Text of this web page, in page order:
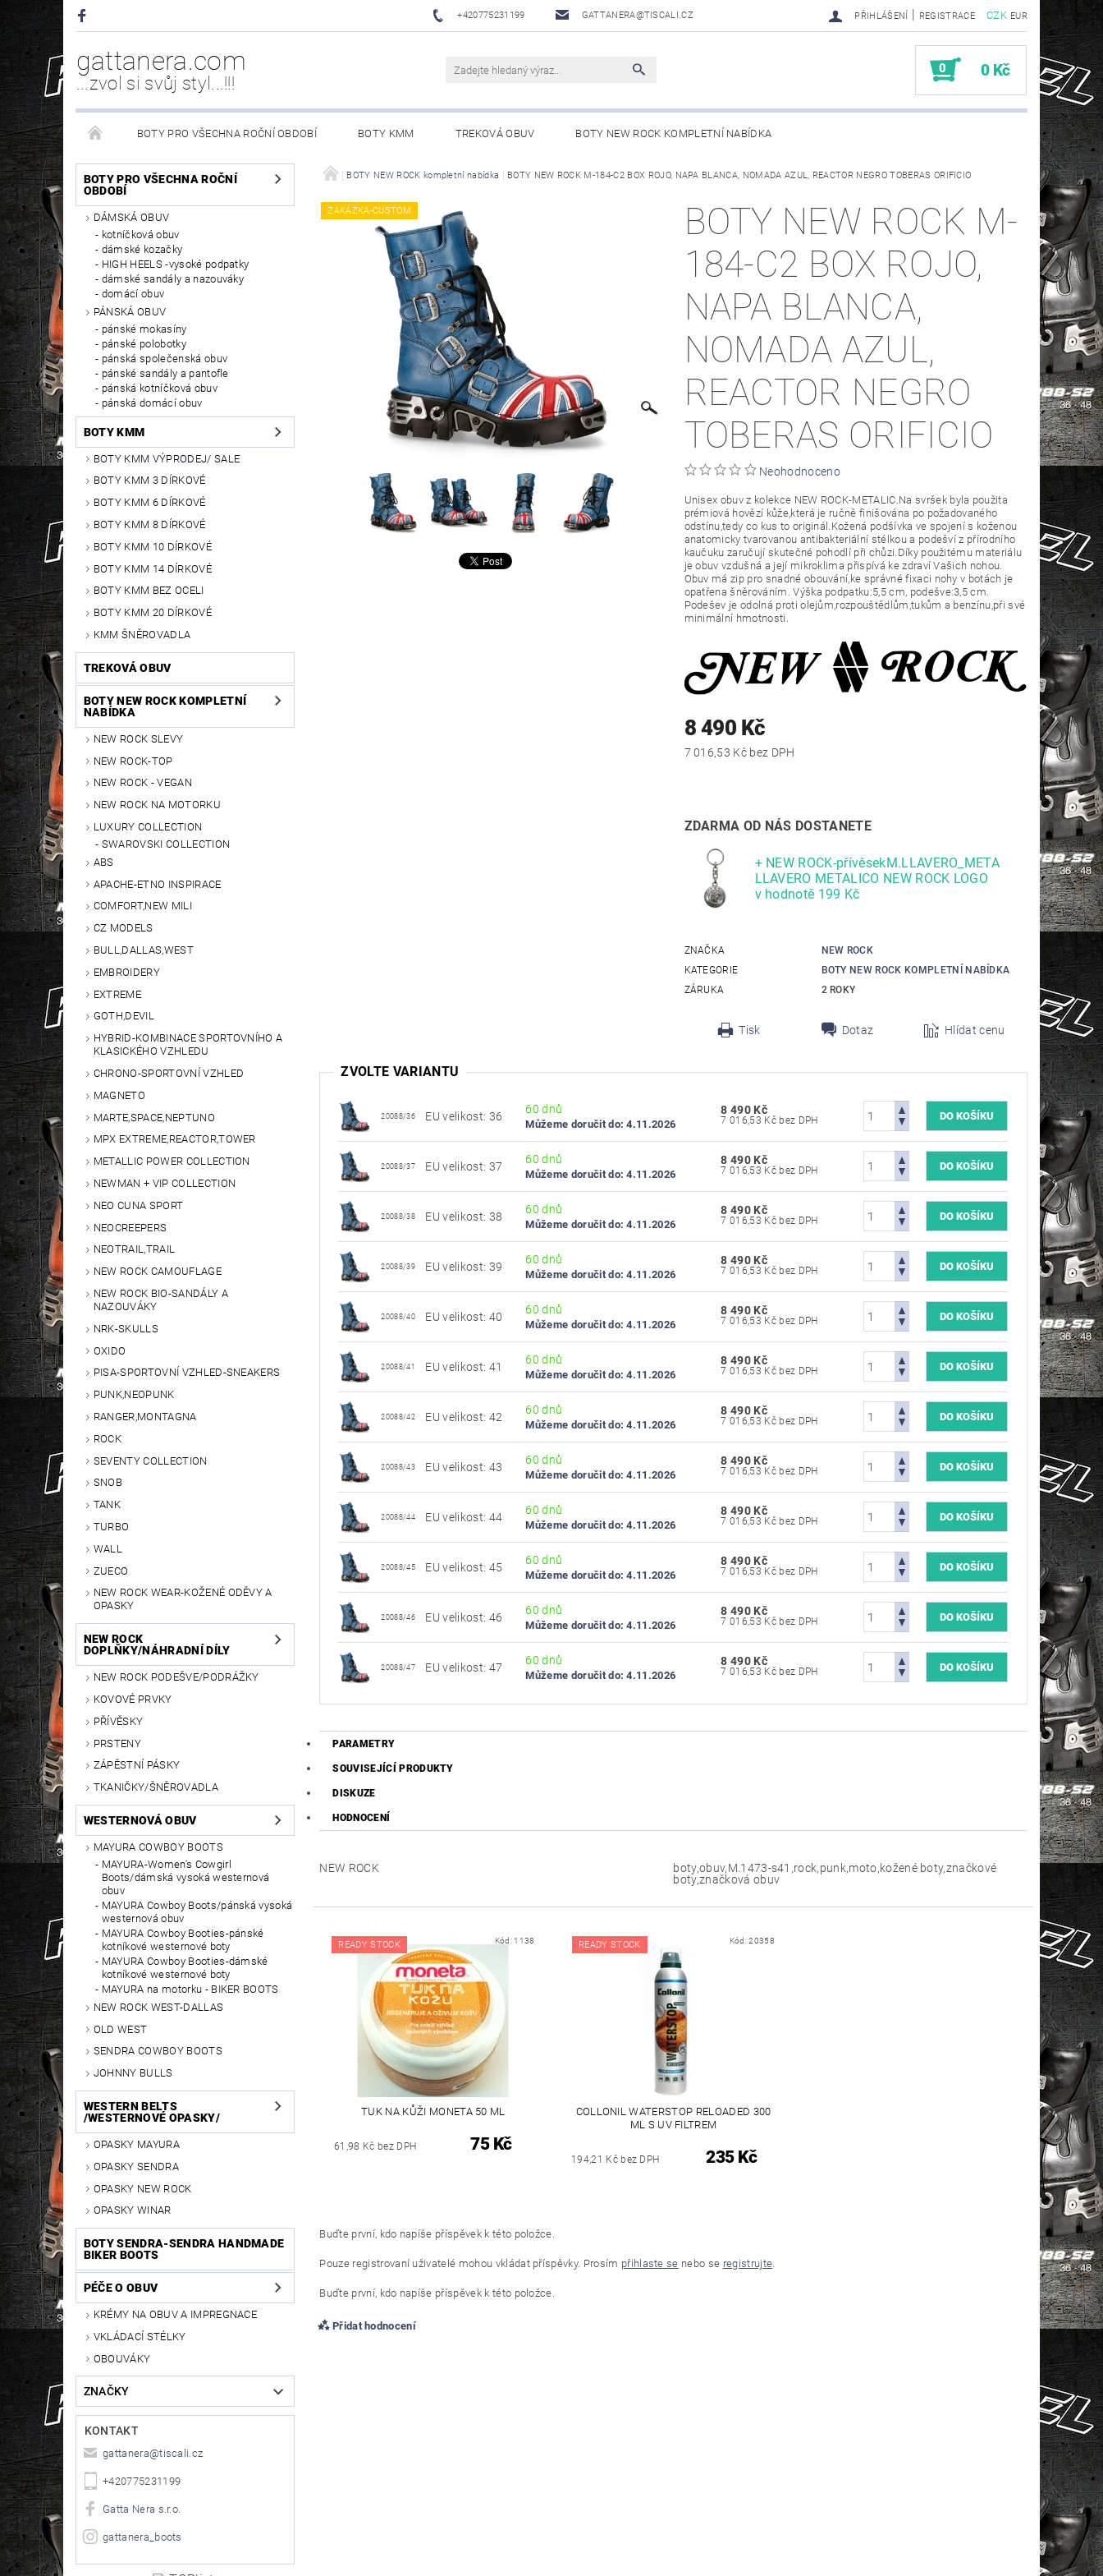
+420775231199 GATTANERA@TISCALI.CZ CZK EUR
PŘIHLÁŠENÍ | REGISTRACE
gattanera.com
...zvol si svůj styl...!!!
0 0 Kč
BOTY PRO VŠECHNA ROČNÍ OBDOBÍ BOTY KMM TREKOVÁ OBUV BOTY NEW ROCK KOMPLETNÍ NABÍDKA
NEW ROCK DOPLŇKY/NÁHRADNÍ DÍLY WESTERNOVÁ OBUV WESTERN BELTS /WESTERNOVÉ OPASKY/ BOTY SENDRA-SENDRA HANDMADE BIKER BOOTS
PÉČE O OBUV
BOTY PRO VŠECHNA ROČNÍ
OBDOBÍ
DÁMSKÁ OBUV
kotníčková obuv
dámské kozačky
HIGH HEELS -vysoké podpatky
dámské sandály a nazouváky
domácí obuv
PÁNSKÁ OBUV
pánské mokasíny
pánské polobotky
pánská společenská obuv
pánské sandály a pantofle
pánská kotníčková obuv
pánská domácí obuv
BOTY KMM
BOTY KMM VÝPRODEJ/ SALE
BOTY KMM 3 DÍRKOVÉ
BOTY KMM 6 DÍRKOVÉ
BOTY KMM 8 DÍRKOVÉ
BOTY KMM 10 DÍRKOVÉ
BOTY KMM 14 DÍRKOVÉ
BOTY KMM BEZ OCELI
BOTY KMM 20 DÍRKOVÉ
KMM ŠNĚROVADLA
TREKOVÁ OBUV
BOTY NEW ROCK KOMPLETNÍ
NABÍDKA
NEW ROCK SLEVY
NEW ROCK-TOP
NEW ROCK - VEGAN
NEW ROCK NA MOTORKU
LUXURY COLLECTION
SWAROVSKI COLLECTION
ABS
APACHE-ETNO INSPIRACE
COMFORT,NEW MILI
CZ MODELS
BULL,DALLAS,WEST
EMBROIDERY
EXTREME
GOTH,DEVIL
HYBRID-KOMBINACE SPORTOVNÍHO A
KLASICKÉHO VZHLEDU
CHRONO-SPORTOVNÍ VZHLED
MAGNETO
MARTE,SPACE,NEPTUNO
MPX EXTREME,REACTOR,TOWER
METALLIC POWER COLLECTION
NEWMAN + VIP COLLECTION
NEO CUNA SPORT
NEOCREEPERS
NEOTRAIL,TRAIL
NEW ROCK CAMOUFLAGE
NEW ROCK BIO-SANDÁLY A
NAZOUVÁKY
NRK-SKULLS
OXIDO
PISA-SPORTOVNÍ VZHLED-SNEAKERS
PUNK,NEOPUNK
RANGER,MONTAGNA
ROCK
SEVENTY COLLECTION
SNOB
TANK
TURBO
WALL
ZUECO
NEW ROCK WEAR-KOŽENÉ ODĚVY A
OPASKY
NEW ROCK
DOPLŇKY/NÁHRADNÍ DÍLY
NEW ROCK PODEŠVE/PODRÁŽKY
KOVOVÉ PRVKY
PŘÍVĚSKY
PRSTENY
ZÁPĚSTNÍ PÁSKY
TKANIČKY/ŠNĚROVADLA
WESTERNOVÁ OBUV
MAYURA COWBOY BOOTS
MAYURA-Women's Cowgirl
Boots/dámská vysoká westernová
obuv
MAYURA Cowboy Boots/pánská vysoká
westernová obuv
MAYURA Cowboy Booties-pánské
kotníkové westernové boty
MAYURA Cowboy Booties-dámské
kotníkové westernové boty
MAYURA na motorku - BIKER BOOTS
NEW ROCK WEST-DALLAS
OLD WEST
SENDRA COWBOY BOOTS
JOHNNY BULLS
WESTERN BELTS
/WESTERNOVÉ OPASKY/
OPASKY MAYURA
OPASKY SENDRA
OPASKY NEW ROCK
OPASKY WINAR
BOTY SENDRA-SENDRA HANDMADE
BIKER BOOTS
PÉČE O OBUV
KRÉMY NA OBUV A IMPREGNACE
VKLÁDACÍ STÉLKY
OBOUVÁKY
ZNAČKY
KONTAKT
gattanera@tiscali.cz
+420775231199
Gatta Nera s.r.o.
gattanera_boots
BOTY NEW ROCK kompletní nabídka BOTY NEW ROCK M-184-C2 BOX ROJO, NAPA BLANCA, NOMADA AZUL, REACTOR NEGRO TOBERAS ORIFICIO
ZAKÁZKA-CUSTOM
BOTY NEW ROCK M-
184-C2 BOX ROJO,
NAPA BLANCA,
NOMADA AZUL,
REACTOR NEGRO
TOBERAS ORIFICIO
Neohodnoceno
Unisex obuv z kolekce NEW ROCK-METALIC.Na svršek byla použita
prémiová hovězí kůže,která je ručně finišována po požadovaného
odstínu,tedy co kus to originál.Kožená podšívka ve spojení s koženou
anatomicky tvarovanou antibakteriální stélkou a podešví z přírodního
kaučuku zaručují skutečné pohodlí při chůzi.Díky použitému materiálu
je obuv vzdušná a její mikroklima přispívá ke zdraví Vašich nohou.
Obuv má zip pro snadné obouvání,ke správné fixaci nohy v botách je
opatřena šněrováním. Výška podpatku:5,5 cm, podešve:3,5 cm.
Podešev je odolná proti olejům,rozpouštědlům,tukům a benzínu,při své
minimální hmotnosti.
8 490 Kč
7 016,53 Kč bez DPH
ZDARMA OD NÁS DOSTANETE
+ NEW ROCK-přívěsekM.LLAVERO_META
LLAVERO METALICO NEW ROCK LOGO
v hodnotě 199 Kč
ZNAČKA
NEW ROCK
KATEGORIE
BOTY NEW ROCK KOMPLETNÍ NABÍDKA
ZÁRUKA
2 ROKY
Tisk Dotaz Hlídat cenu
ZVOLTE VARIANTU
20088/36 EU velikost: 36
60 dnů
Můžeme doručit do: 4.11.2026
8 490 Kč
7 016,53 Kč bez DPH
20088/37 EU velikost: 37
60 dnů
Můžeme doručit do: 4.11.2026
8 490 Kč
7 016,53 Kč bez DPH
20088/38 EU velikost: 38
60 dnů
Můžeme doručit do: 4.11.2026
8 490 Kč
7 016,53 Kč bez DPH
20088/39 EU velikost: 39
60 dnů
Můžeme doručit do: 4.11.2026
8 490 Kč
7 016,53 Kč bez DPH
20088/40 EU velikost: 40
60 dnů
Můžeme doručit do: 4.11.2026
8 490 Kč
7 016,53 Kč bez DPH
20088/41 EU velikost: 41
60 dnů
Můžeme doručit do: 4.11.2026
8 490 Kč
7 016,53 Kč bez DPH
20088/42 EU velikost: 42
60 dnů
Můžeme doručit do: 4.11.2026
8 490 Kč
7 016,53 Kč bez DPH
20088/43 EU velikost: 43
60 dnů
Můžeme doručit do: 4.11.2026
8 490 Kč
7 016,53 Kč bez DPH
20088/44 EU velikost: 44
60 dnů
Můžeme doručit do: 4.11.2026
8 490 Kč
7 016,53 Kč bez DPH
20088/45 EU velikost: 45
60 dnů
Můžeme doručit do: 4.11.2026
8 490 Kč
7 016,53 Kč bez DPH
20088/46 EU velikost: 46
60 dnů
Můžeme doručit do: 4.11.2026
8 490 Kč
7 016,53 Kč bez DPH
20088/47 EU velikost: 47
60 dnů
Můžeme doručit do: 4.11.2026
8 490 Kč
7 016,53 Kč bez DPH
PARAMETRY
SOUVISEJÍCÍ PRODUKTY
DISKUZE
HODNOCENÍ
NEW ROCK
boty,obuv,M.1473-s41,rock,punk,moto,kožené boty,značkové
boty,značková obuv
READY STOCK Kód: 1138
TUK NA KŮŽI MONETA 50 ML
61,98 Kč bez DPH 75 Kč
READY STOCK Kód:20358
COLLONIL WATERSTOP RELOADED 300
ML S UV FILTREM
194,21 Kč bez DPH 235 Kč
Buďte první, kdo napíše příspěvek k této položce.
Pouze registrovaní uživatelé mohou vkládat příspěvky. Prosím přihlaste se nebo se registrujte
Buďte první, kdo napíše příspěvek k této položce.
Přidat hodnocení